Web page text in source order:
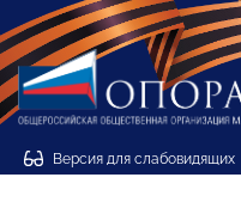
Версия для слабовидящих